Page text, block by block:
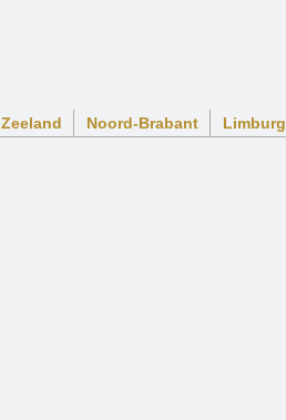
Zeeland Noord-Brabant Limburg